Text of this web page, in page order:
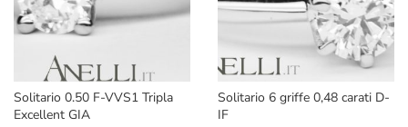
Solitario 0.50 F-VVS1 Tripla
Excellent GIA
Solitario 6 griffe 0,48 carati D-
IF